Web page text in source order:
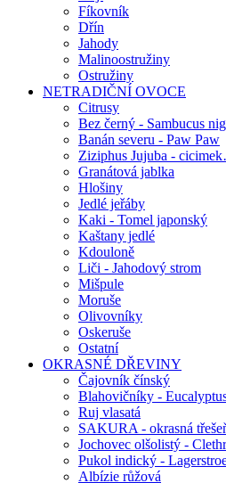
Fíkovník
Dřín
Jahody
Malinoostružiny
Ostružiny
NETRADIČNÍ OVOCE
Citrusy
Bez černý - Sambucus
Banán severu - Paw Paw
Ziziphus Jujuba -
Granátová jablka
Hlošiny
Jedlé jeřáby
Kaki - Tomel japonský
Kaštany jedlé
Kdouloně
Liči - Jahodový strom
Mišpule
Moruše
Olivovníky
Oskeruše
Ostatní
OKRASNÉ DŘEVINY
Čajovník čínský
Blahovičníky -
Ruj vlasatá
SAKURA - okrasná
Jochovec olšolistý -
Pukol indický -
Albízie růžová